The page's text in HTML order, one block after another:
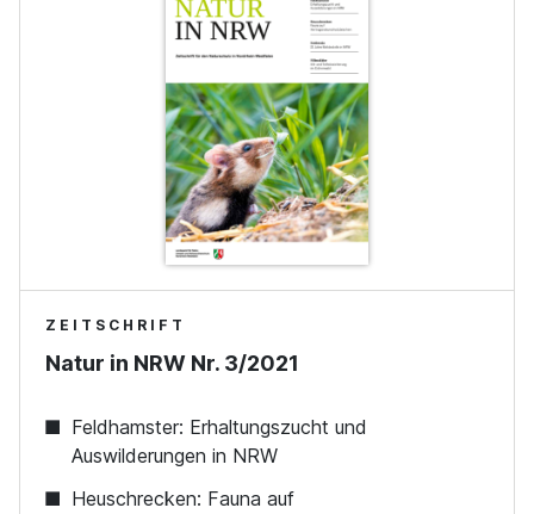
ZEITSCHRIFT
Natur in NRW Nr. 3/2021
Feldhamster: Erhaltungszucht und
Auswilderungen in NRW
Heuschrecken: Fauna auf